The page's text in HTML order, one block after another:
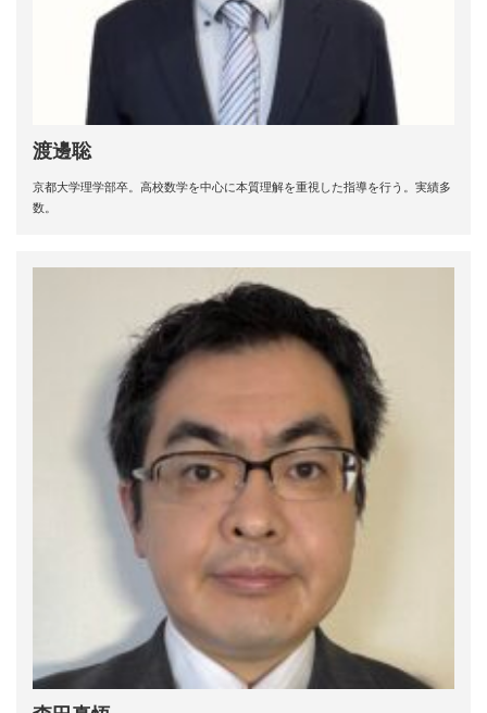
渡邊聡
京都大学理学部卒。高校数学を中心に本質理解を重視した指導を行う。実績多
数。